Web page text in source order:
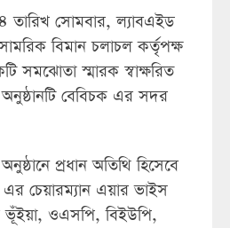
সোমবার, ল্যাবএইড
বিমান চলাচল কর্তৃপক্ষ
সমঝোতা স্মারক স্বাক্ষরিত
অনুষ্ঠানটি বেবিচক এর সদর
প্রধান অতিথি হিসেবে
চেয়ারম্যান এয়ার ভাইস
ভূঁইয়া, ওএসপি, বিইউপি,